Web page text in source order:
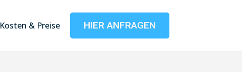
Kosten & Preise HIER ANFRAGEN